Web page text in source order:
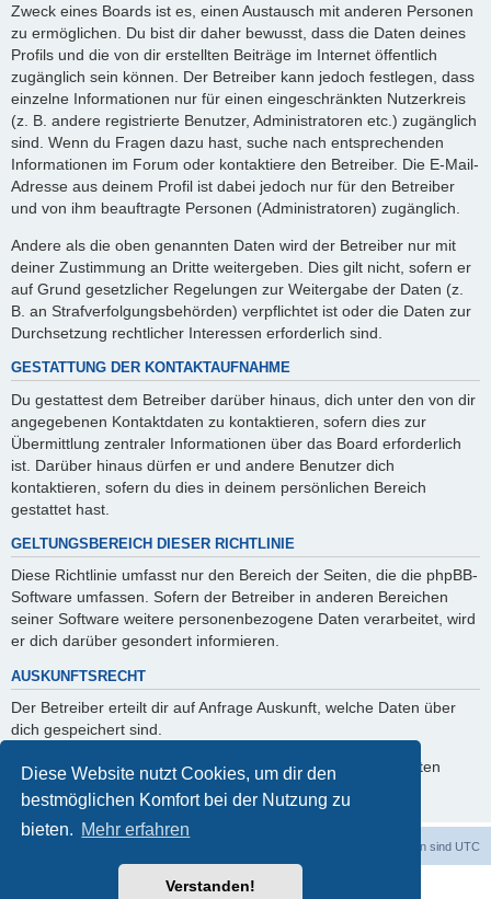
Diese Website nutzt Cookies, um dir den
bestmöglichen Komfort bei der Nutzung zu
bieten. Mehr erfahren
Verstanden!
Zweck eines Boards ist es, einen Austausch mit anderen Personen
zu ermöglichen. Du bist dir daher bewusst, dass die Daten deines
Profils und die von dir erstellten Beiträge im Internet öffentlich
zugänglich sein können. Der Betreiber kann jedoch festlegen, dass
einzelne Informationen nur für einen eingeschränkten Nutzerkreis
(z. B. andere registrierte Benutzer, Administratoren etc.) zugänglich
sind. Wenn du Fragen dazu hast, suche nach entsprechenden
Informationen im Forum oder kontaktiere den Betreiber. Die E-Mail-
Adresse aus deinem Profil ist dabei jedoch nur für den Betreiber
und von ihm beauftragte Personen (Administratoren) zugänglich.
Andere als die oben genannten Daten wird der Betreiber nur mit
deiner Zustimmung an Dritte weitergeben. Dies gilt nicht, sofern er
auf Grund gesetzlicher Regelungen zur Weitergabe der Daten (z.
B. an Strafverfolgungsbehörden) verpflichtet ist oder die Daten zur
Durchsetzung rechtlicher Interessen erforderlich sind.
GESTATTUNG DER KONTAKTAUFNAHME
Du gestattest dem Betreiber darüber hinaus, dich unter den von dir
angegebenen Kontaktdaten zu kontaktieren, sofern dies zur
Übermittlung zentraler Informationen über das Board erforderlich
ist. Darüber hinaus dürfen er und andere Benutzer dich
kontaktieren, sofern du dies in deinem persönlichen Bereich
gestattet hast.
GELTUNGSBEREICH DIESER RICHTLINIE
Diese Richtlinie umfasst nur den Bereich der Seiten, die die phpBB-
Software umfassen. Sofern der Betreiber in anderen Bereichen
seiner Software weitere personenbezogene Daten verarbeitet, wird
er dich darüber gesondert informieren.
AUSKUNFTSRECHT
Der Betreiber erteilt dir auf Anfrage Auskunft, welche Daten über
dich gespeichert sind.
Du kannst jederzeit die Löschung bzw. Sperrung deiner Daten
verlangen. Kontaktiere hierzu bitte den Betreiber.
Alle Zeiten sind UTC
Powered byphpBB® Forum Software © phpBB Limited